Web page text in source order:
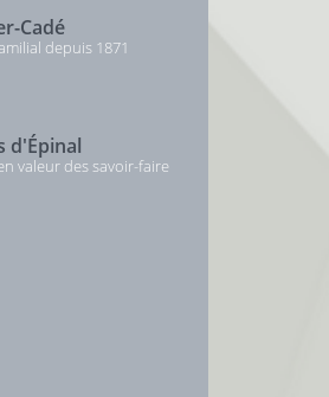
Cadé
depuis 1871
d'Épinal
valeur des savoir-faire